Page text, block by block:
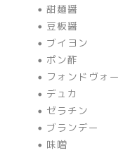
甜麺醤
豆板醤
ブイヨン
ポン酢
フォンドヴォー
デュカ
ゼラチン
ブランデー
味噌